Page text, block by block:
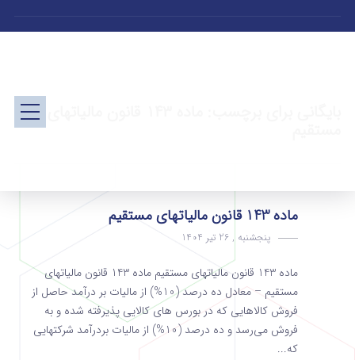
ماده 143 قانون مالیاتهای مستقیم
پنجشنبه , 26 تیر 1404
ماده 143 قانون مالیاتهای مستقیم ماده 143 قانون مالیاتهای
مستقیم – معادل ده درصد (10%) از مالیات بر درآمد حاصل از
فروش کالاهایی که در بورس­ های کالایی پذیرفته شده و به
فروش می‌رسد و ده درصد (10%) از مالیات بردرآمد شرکتهایی
که...